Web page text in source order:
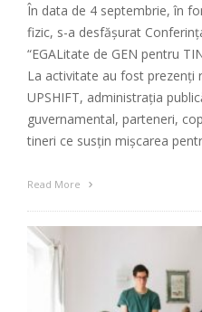
În data de 4 septembrie, în
fizic, s-a desfășurat
“EGALitate de GEN pentru
La activitate au fost prezenți
UPSHIFT, administrația
guvernamental, parteneri,
tineri ce susțin mișcarea
Read More